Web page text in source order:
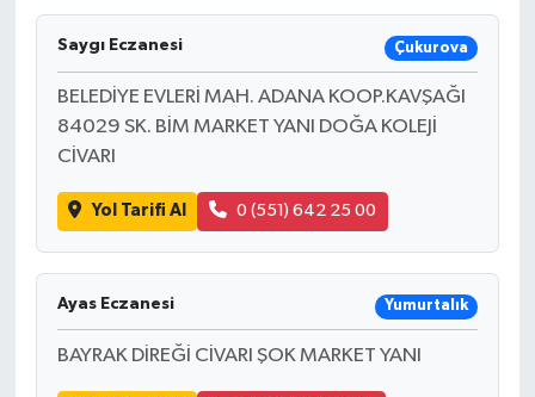
Saygı Eczanesi Çukurova
BELEDİYE EVLERİ MAH. ADANA KOOP.KAVŞAĞI
84029 SK. BİM MARKET YANI DOĞA KOLEJİ
CİVARI
Yol Tarifi Al 0 (551) 642 25 00
Ayas Eczanesi Yumurtalık
BAYRAK DİREĞİ CİVARI ŞOK MARKET YANI